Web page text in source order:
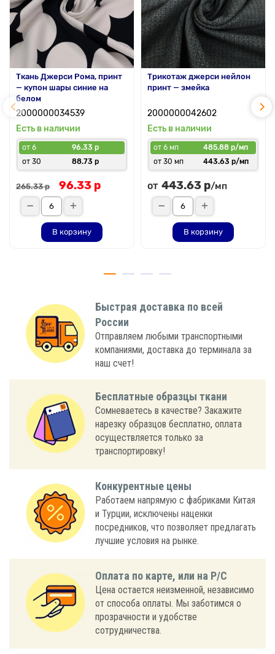
Ткань Джерси Рома, принт
— купон шары синие на
белом
2000000034539
Есть в наличии
от 6
96.33 р
от 30
88.73 р
265.33 р 96.33 р
В корзину
Трикотаж джерси нейлон
принт — змейка
2000000042602
Есть в наличии
от 6 мп
485.88 р/мп
от 30 мп
443.63 р/мп
от 443.63 р/мп
В корзину
Быстрая доставка по всей
России
Отправляем любыми транспортными
компаниями, доставка до терминала за
наш счет!
Бесплатные образцы ткани
Сомневаетесь в качестве? Закажите
нарезку образцов бесплатно, оплата
осуществляется только за
транспортировку!
Конкурентные цены
Работаем напрямую с фабриками Китая
и Турции, исключены наценки
посредников, что позволяет предлагать
лучшие условия на рынке.
Оплата по карте, или на Р/С
Цена остается неизменной, независимо
от способа оплаты. Мы заботимся о
прозрачности и удобстве
сотрудничества.